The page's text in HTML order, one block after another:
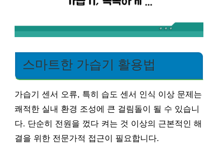
스마트한 가습기 활용법
가습기 센서 오류, 특히 습도 센서 인식 이상 문제는
쾌적한 실내 환경 조성에 큰 걸림돌이 될 수 있습니
다. 단순히 전원을 껐다 켜는 것 이상의 근본적인 해
결을 위한 전문가적 접근이 필요합니다.